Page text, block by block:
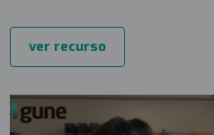
ver recurso